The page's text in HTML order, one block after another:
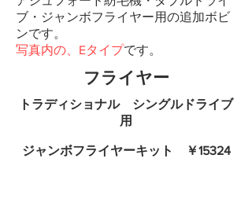
ブ・ジャンボフライヤー用の追加ボビ
ンです。
写真内の、Eタイプです。
フライヤー
トラディショナル シングルドライブ
用
ジャンボフライヤーキット ￥15324